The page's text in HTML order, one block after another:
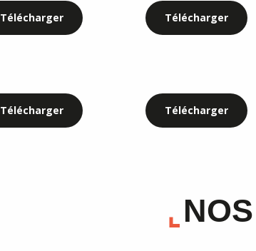
Télécharger Télécharger
Télécharger Télécharger